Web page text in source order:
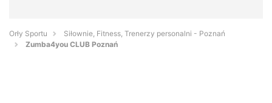
Orły Sportu
Siłownie, Fitness, Trenerzy personalni - Poznań
Zumba4you CLUB Poznań